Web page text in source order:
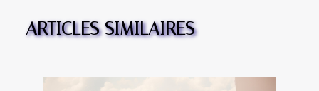
ARTICLES SIMILAIRES